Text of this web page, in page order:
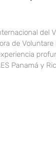
del
de Voluntare
Panamá y